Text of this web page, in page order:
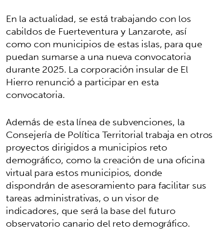
En la actualidad, se está trabajando con los
cabildos de Fuerteventura y Lanzarote, así
como con municipios de estas islas, para que
puedan sumarse a una nueva convocatoria
durante 2025. La corporación insular de El
Hierro renunció a participar en esta
convocatoria.
Además de esta línea de subvenciones, la
Consejería de Política Territorial trabaja en otros
proyectos dirigidos a municipios reto
demográfico, como la creación de una oficina
virtual para estos municipios, donde
dispondrán de asesoramiento para facilitar sus
tareas administrativas, o un visor de
indicadores, que será la base del futuro
observatorio canario del reto demográfico.